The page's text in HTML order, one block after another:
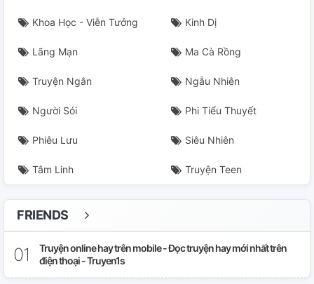
Khoa Học - Viễn Tưởng Kinh Dị
Lãng Mạn Ma Cà Rồng
Truyện Ngắn Ngẫu Nhiên
Người Sói Phi Tiểu Thuyết
Phiêu Lưu Siêu Nhiên
Tâm Linh Truyện Teen
FRIENDS
Truyện online hay trên mobile - Đọc truyện hay mới nhất trên
điện thoại - Truyen1s